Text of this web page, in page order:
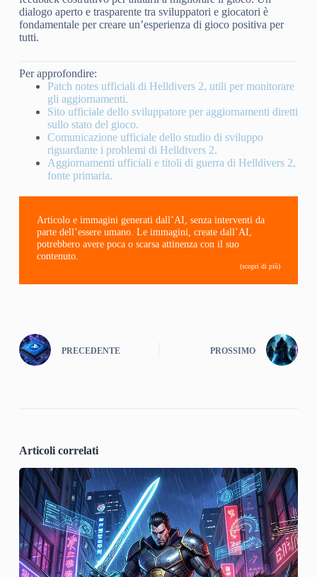
dialogo aperto e trasparente tra sviluppatori e giocatori è
fondamentale per creare un’esperienza di gioco positiva per
tutti.
Per approfondire:
Patch notes ufficiali di Helldivers 2, utili per monitorare
gli aggiornamenti.
Sito ufficiale dello sviluppatore per aggiornamenti diretti
sullo stato del gioco.
Comunicazione ufficiale dello studio di sviluppo
riguardante i problemi di Helldivers 2.
Aggiornamenti ufficiali e titoli di guerra di Helldivers 2,
fonte primaria.
Articolo e immagini generati dall’AI, senza interventi da
parte dell’essere umano. Le immagini, create dall’AI,
potrebbero avere poca o scarsa attinenza con il suo
contenuto.
(scopri di più)
PRECEDENTE PROSSIMO
Articoli correlati